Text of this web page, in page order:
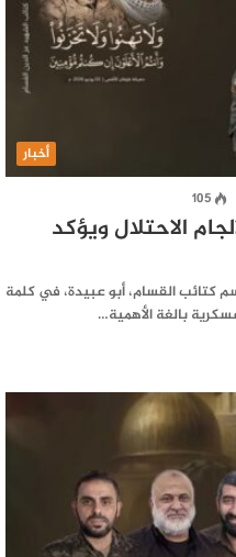
أخبار
105
الاحتلال ويؤكد
كتائب القسام، أبو عبيدة، في كلمة
بالغة الأهمية…